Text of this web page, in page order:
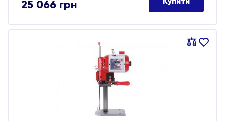
25 066 грн
Порівняти
В